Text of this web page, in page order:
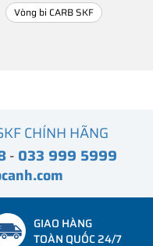
Vòng bi CARB SKF
CHÍNH HÃNG
- 033 999 5999
GIAO HÀNG
TOÀN QUỐC 24/7